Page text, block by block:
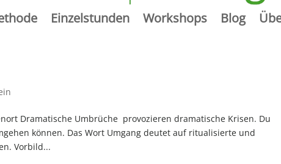
Einzelstunden Workshops Blog
Dramatische Umbrüche provozieren dramatische Krisen. Du
können. Das Wort Umgang deutet auf ritualisierte und
Vorbild...